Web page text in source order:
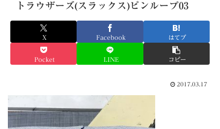
トラウザーズ(スラックス)ピンループ03
X Facebook はてブ
Pocket LINE コピー
2017.03.17